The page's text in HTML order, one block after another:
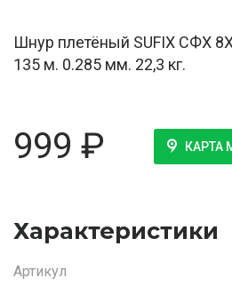
Шнур плетёный SUFIX СФХ
135 м. 0.285 мм. 22,3 кг.
999 ₽ КАРТА
Характеристики
Артикул